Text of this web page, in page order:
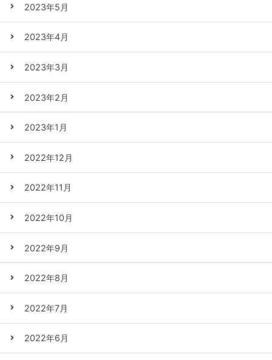
2023年5月
2023年4月
2023年3月
2023年2月
2023年1月
2022年12月
2022年11月
2022年10月
2022年9月
2022年8月
2022年7月
2022年6月